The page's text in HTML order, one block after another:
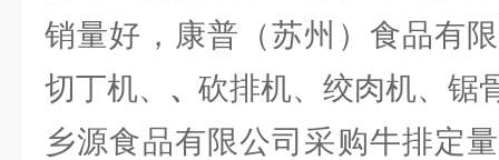
销量好，康普（苏州）食品有
切丁机、 、 砍排机、绞肉机、锯
乡源食品有限公司采购牛排定